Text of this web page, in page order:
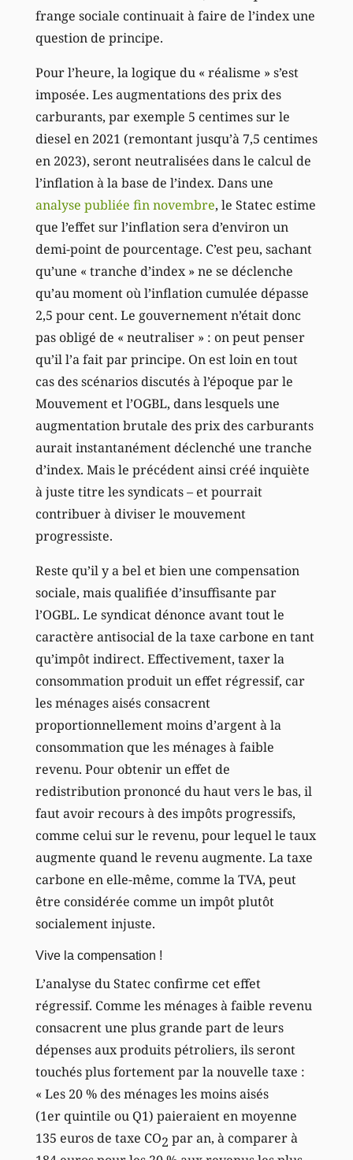
frange sociale continuait à faire de l’index une
question de principe.
Pour l’heure, la logique du « réalisme » s’est
imposée. Les augmentations des prix des
carburants, par exemple 5 centimes sur le
diesel en 2021 (remontant jusqu’à 7,5 centimes
en 2023), seront neutralisées dans le calcul de
l’inflation à la base de l’index. Dans une
analyse publiée fin novembre, le Statec estime
que l’effet sur l’inflation sera d’environ un
demi-point de pourcentage. C’est peu, sachant
qu’une « tranche d’index » ne se déclenche
qu’au moment où l’inflation cumulée dépasse
2,5 pour cent. Le gouvernement n’était donc
pas obligé de « neutraliser » : on peut penser
qu’il l’a fait par principe. On est loin en tout
cas des scénarios discutés à l’époque par le
Mouvement et l’OGBL, dans lesquels une
augmentation brutale des prix des carburants
aurait instantanément déclenché une tranche
d’index. Mais le précédent ainsi créé inquiète
à juste titre les syndicats – et pourrait
contribuer à diviser le mouvement
progressiste.
Reste qu’il y a bel et bien une compensation
sociale, mais qualifiée d’insuffisante par
l’OGBL. Le syndicat dénonce avant tout le
caractère antisocial de la taxe carbone en tant
qu’impôt indirect. Effectivement, taxer la
consommation produit un effet régressif, car
les ménages aisés consacrent
proportionnellement moins d’argent à la
consommation que les ménages à faible
revenu. Pour obtenir un effet de
redistribution prononcé du haut vers le bas, il
faut avoir recours à des impôts progressifs,
comme celui sur le revenu, pour lequel le taux
augmente quand le revenu augmente. La taxe
carbone en elle-même, comme la TVA, peut
être considérée comme un impôt plutôt
socialement injuste.
Vive la compensation !
L’analyse du Statec confirme cet effet
régressif. Comme les ménages à faible revenu
consacrent une plus grande part de leurs
dépenses aux produits pétroliers, ils seront
touchés plus fortement par la nouvelle taxe :
« Les 20 % des ménages les moins aisés
(1er quintile ou Q1) paieraient en moyenne
135 euros de taxe CO2 par an, à comparer à